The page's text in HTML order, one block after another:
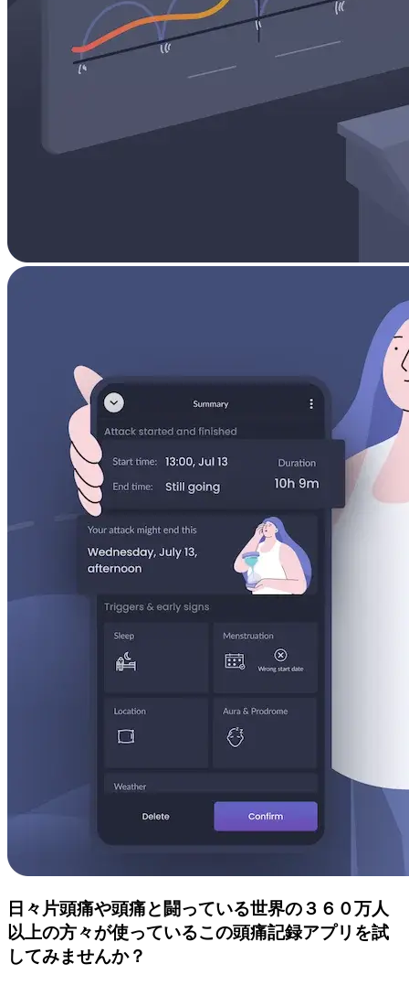
日々片頭痛や頭痛と闘っている世界の３６０万人
以上の方々が使っているこの頭痛記録アプリを試
してみませんか？